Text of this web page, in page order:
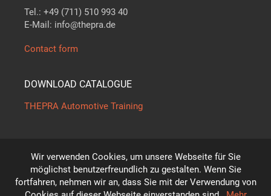
Wir verwenden Cookies, um unsere Webseite für Sie
möglichst benutzerfreundlich zu gestalten. Wenn Sie
fortfahren, nehmen wir an, dass Sie mit der Verwendung von
Tel.: +49 (711) 510 993 40
E-Mail: info@thepra.de
Contact form
DOWNLOAD CATALOGUE
THEPRA Automotive Training
The standard inTHEORY +PRACTICE
Subject to technical modifications!